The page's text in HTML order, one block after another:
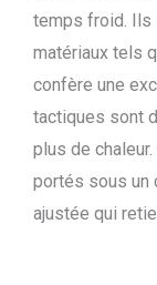
temps froid. Ils
matériaux tels
confère une
tactiques sont
plus de
portés sous un
ajustée qui